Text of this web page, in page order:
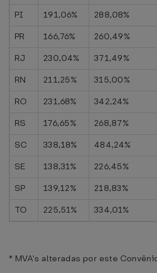
PI
191,06% 288,08%
PR
166,76% 260,49%
RJ
230,04% 371,49%
RN
211,25% 315,00%
RO
231,68% 342,24%
RS
176,65% 268,87%
SC
338,18% 484,24%
SE
138,31% 226,45%
SP
139,12% 218,83%
TO
225,51% 334,01%
* MVA's alteradas por este